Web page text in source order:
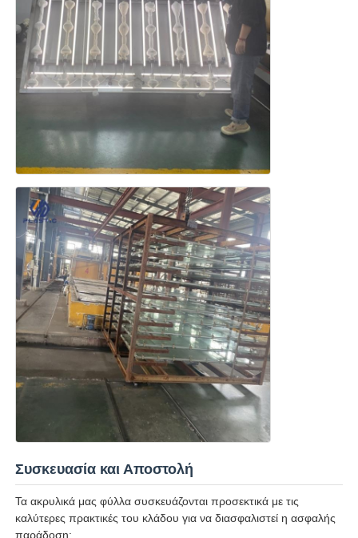
Συσκευασία και Αποστολή
Τα ακρυλικά μας φύλλα συσκευάζονται προσεκτικά με τις
καλύτερες πρακτικές του κλάδου για να διασφαλιστεί η ασφαλής
παράδοση: